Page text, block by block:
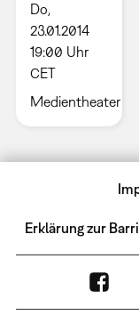
Do,
23.01.2014
19:00 Uhr
CET
Medientheater
Erklärung zur